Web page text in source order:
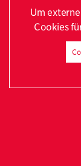
Um
Cookies